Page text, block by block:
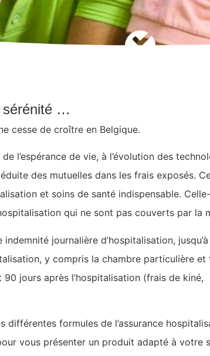
sérénité …
cesse de croître en Belgique.
l’espérance de vie, à l’évolution des
des mutuelles dans les frais exposés.
et soins de santé indispensable.
qui ne sont pas couverts par la
journalière d’hospitalisation,
y compris la chambre particulière et
jours après l’hospitalisation (frais de kiné,
différentes formules de l’assurance
vous présenter un produit adapté à votre